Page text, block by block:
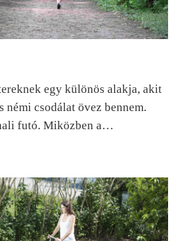
egy különös alakja, akit
némi csodálat övez bennem.
futó. Miközben a…